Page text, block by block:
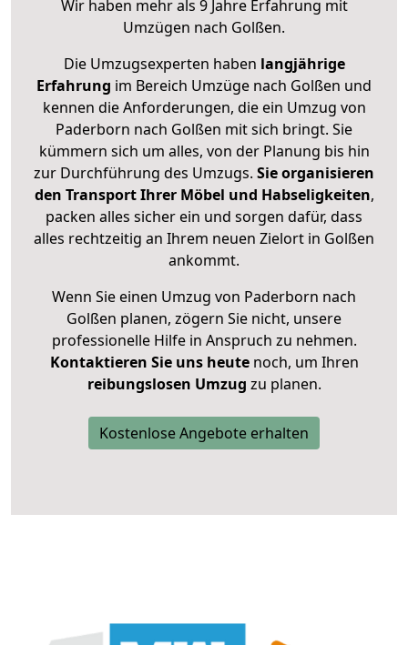
Wir haben mehr als 9 Jahre Erfahrung mit
Umzügen nach Golßen.
Die Umzugsexperten haben langjährige
Erfahrung im Bereich Umzüge nach Golßen und
kennen die Anforderungen, die ein Umzug von
Paderborn nach Golßen mit sich bringt. Sie
kümmern sich um alles, von der Planung bis hin
zur Durchführung des Umzugs. Sie organisieren
den Transport Ihrer Möbel und Habseligkeiten,
packen alles sicher ein und sorgen dafür, dass
alles rechtzeitig an Ihrem neuen Zielort in Golßen
ankommt.
Wenn Sie einen Umzug von Paderborn nach
Golßen planen, zögern Sie nicht, unsere
professionelle Hilfe in Anspruch zu nehmen.
Kontaktieren Sie uns heutenoch, um Ihren
reibungslosen Umzug zu planen.
Kostenlose Angebote erhalten